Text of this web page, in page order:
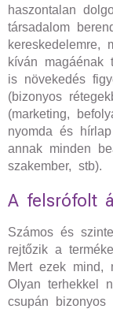
haszontalan
társadalom
kereskedelemre,
kíván magáénak
is növekedés
(bizonyos
(marketing,
nyomda és
annak minden
szakember, stb).
A felsrófolt
Számos és
rejtőzik a
Mert ezek mind,
Olyan terhekkel
csupán